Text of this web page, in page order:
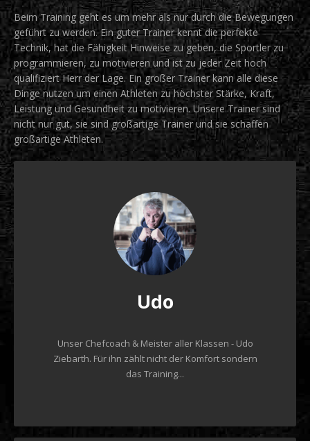
Beim Training geht es um mehr als nur durch die Bewegungen
geführt zu werden. Ein guter Trainer kennt die perfekte
Technik, hat die Fähigkeit Hinweise zu geben, die Sportler zu
programmieren, zu motivieren und ist zu jeder Zeit hoch
qualifiziert Herr der Lage. Ein großer Trainer kann alle diese
Dinge nutzen um einen Athleten zu höchster Stärke, Kraft,
Leistung und Gesundheit zu motivieren. Unsere Trainer sind
nicht nur gut, sie sind großartige Trainer und sie schaffen
großartige Athleten.
Udo
Unser Chefcoach & Meister aller Klassen - Udo
Ziebarth. Für ihn zählt nicht der Komfort sondern
das Training...